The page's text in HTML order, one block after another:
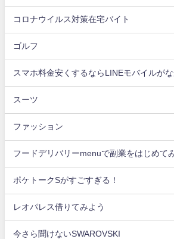
コロナウイルス対策在宅バイト
ゴルフ
スマホ料金安くするならLINEモバイルが
スーツ
ファッション
フードデリバリーmenuで副業をはじめて
ポケトークSがすごすぎる！
レオパレス借りてみよう
今さら聞けないSWAROVSKI